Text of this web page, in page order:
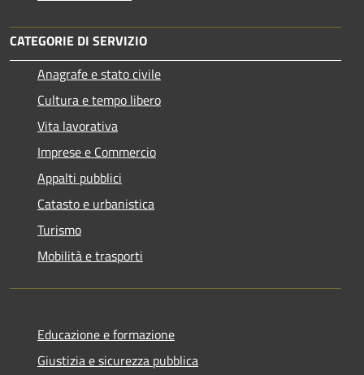
CATEGORIE DI SERVIZIO
Anagrafe e stato civile
Cultura e tempo libero
Vita lavorativa
Imprese e Commercio
Appalti pubblici
Catasto e urbanistica
Turismo
Mobilità e trasporti
Educazione e formazione
Giustizia e sicurezza pubblica